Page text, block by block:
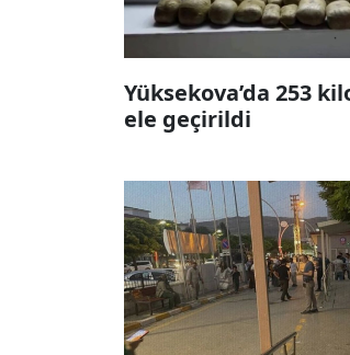
Yüksekova’da 253
ele geçirildi